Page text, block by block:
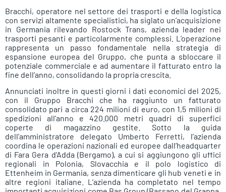
Bracchi, operatore nel settore dei trasporti e della logistica
con servizi altamente specialistici, ha siglato un’acquisizione
in Germania rilevando Rostock Trans, azienda leader nei
trasporti pesanti e particolarmente complessi. L’operazione
rappresenta un passo fondamentale nella strategia di
espansione europea del Gruppo, che punta a sbloccare il
potenziale commerciale e ad aumentare il fatturato entro la
fine dell’anno, consolidando la propria crescita.
Annunciati inoltre in questi giorni i dati economici del 2025,
con il Gruppo Bracchi che ha raggiunto un fatturato
consolidato pari a circa 224 milioni di euro, con 1,5 milioni di
spedizioni all’anno e 420.000 metri quadri di superfici
coperte di magazzino gestite. Sotto la guida
dell’amministratore delegato Umberto Ferretti, l’azienda
coordina le operazioni nazionali ed europee dall’headquarter
di Fara Gera d’Adda (Bergamo), a cui si aggiungono gli uffici
regionali in Polonia, Slovacchia e il polo logistico di
Ettenheim in Germania, senza dimenticare gli hub veneti e in
altre regioni italiane. L’azienda ha completato nel tempo